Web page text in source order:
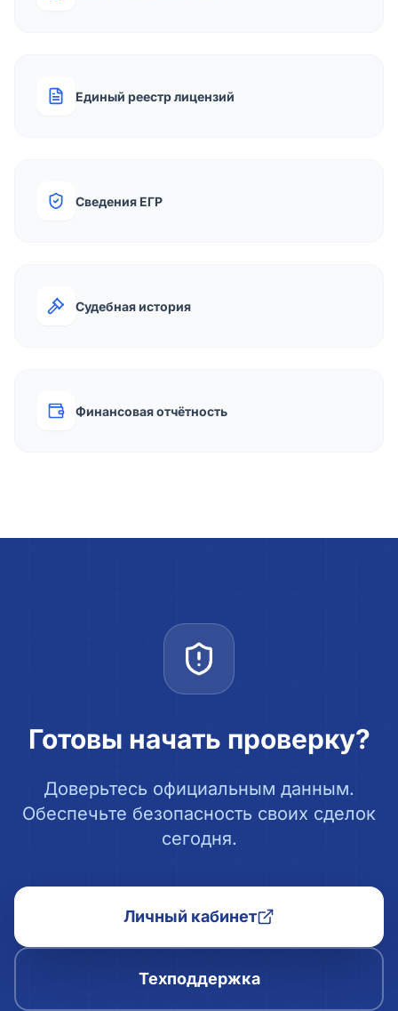
Единый реестр лицензий
Сведения ЕГР
Судебная история
Финансовая отчётность
Готовы начать проверку?
Доверьтесь официальным данным.
Обеспечьте безопасность своих сделок
сегодня.
Личный кабинет
Техподдержка